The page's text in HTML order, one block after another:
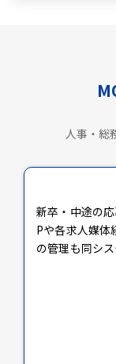
人事・総
新卒・中途の
Pや各求人媒体
の管理も同シ